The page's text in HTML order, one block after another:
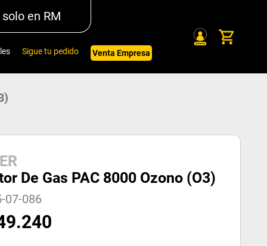
en RM
Sigue tu pedido Venta Empresa
De Gas PAC 8000 Ozono (O3)
07-086
.240